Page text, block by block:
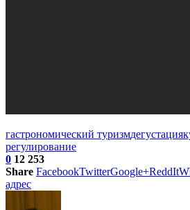
гастрономический туризмдегустация
регулирование
0 12 253
Share FacebookTwitterGoogle+ReddIt
адрес